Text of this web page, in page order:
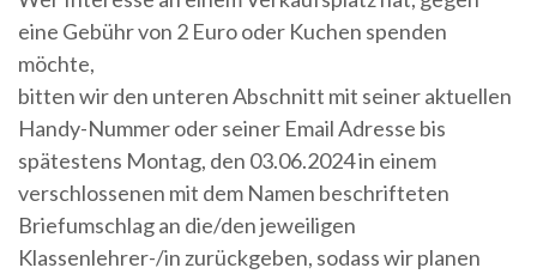
eine Gebühr von 2 Euro oder Kuchen spenden
möchte,
bitten wir den unteren Abschnitt mit seiner aktuellen
Handy-Nummer oder seiner Email Adresse bis
spätestens Montag, den 03.06.2024 in einem
verschlossenen mit dem Namen beschrifteten
Briefumschlag an die/den jeweiligen
Klassenlehrer-/in zurückgeben, sodass wir planen